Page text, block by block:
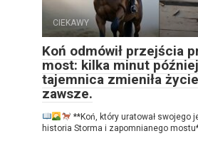
CIEKAWY
Koń odmówił przejścia
most: kilka minut
tajemnica zmieniła
zawsze.
**Koń, który uratował swojego
historia Storma i zapomnianego